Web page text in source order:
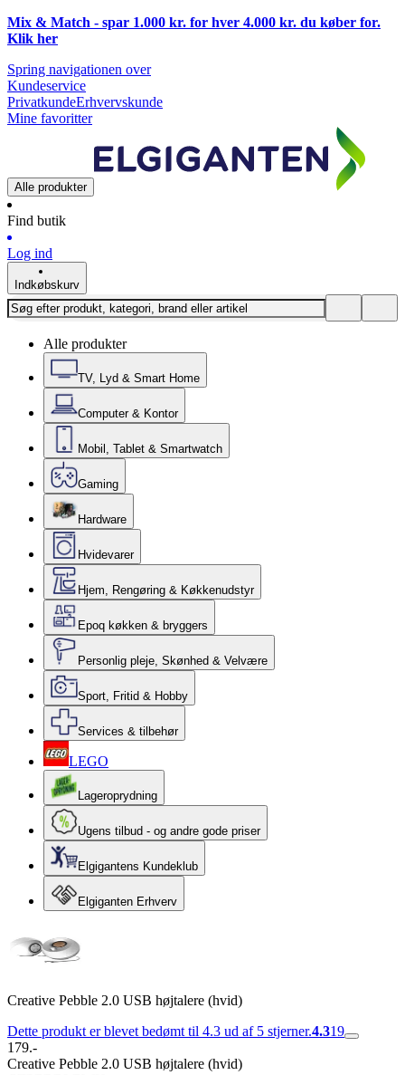
Mix & Match - spar 1.000 kr. for hver 4.000 kr. du køber for.
Klik her
Spring navigationen over
Kundeservice
PrivatkundeErhvervskunde
Mine favoritter
Alle produkter
Find butik
Log ind
Indkøbskurv
Alle produkter
TV, Lyd & Smart Home
Computer & Kontor
Mobil, Tablet & Smartwatch
Gaming
Hardware
Hvidevarer
Hjem, Rengøring & Køkkenudstyr
Epoq køkken & bryggers
Personlig pleje, Skønhed & Velvære
Sport, Fritid & Hobby
Services & tilbehør
LEGO
Lageroprydning
Ugens tilbud - og andre gode priser
Elgigantens Kundeklub
Elgiganten Erhverv
Creative Pebble 2.0 USB højtalere (hvid)
Dette produkt er blevet bedømt til 4.3 ud af 5 stjerner.4.319
179.-
Creative Pebble 2.0 USB højtalere (hvid)